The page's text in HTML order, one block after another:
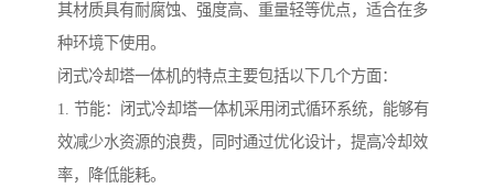
其材质具有耐腐蚀、强度高、重量轻等优点，适合在多
种环境下使用。
闭式冷却塔一体机的特点主要包括以下几个方面：
1. 节能：闭式冷却塔一体机采用闭式循环系统，能够有
效减少水资源的浪费，同时通过优化设计，提高冷却效
率，降低能耗。